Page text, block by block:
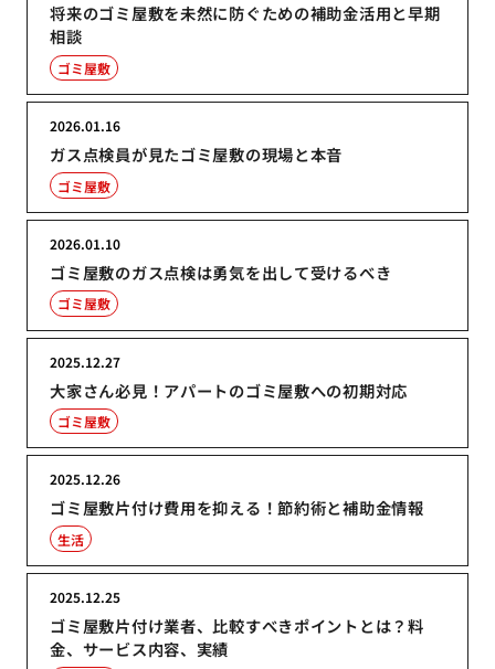
将来のゴミ屋敷を未然に防ぐための補助金活用と早期
相談
ゴミ屋敷
ガス点検員が見たゴミ屋敷の現場と本音
2026.01.16
ゴミ屋敷
ゴミ屋敷のガス点検は勇気を出して受けるべき
2026.01.10
ゴミ屋敷
大家さん必見！アパートのゴミ屋敷への初期対応
2025.12.27
ゴミ屋敷
ゴミ屋敷片付け費用を抑える！節約術と補助金情報
2025.12.26
生活
ゴミ屋敷片付け業者、比較すべきポイントとは？料
金、サービス内容、実績
2025.12.25